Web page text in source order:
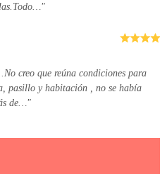
creo que reúna condiciones para
pasillo y habitación , no se había
de…"